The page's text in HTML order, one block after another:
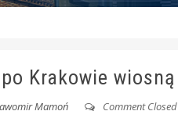
Krakowie wiosną
Mamoń Comment Closed